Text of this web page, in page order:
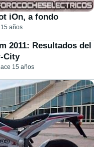
iOn, a fondo
años
2011: Resultados del
City
15 años